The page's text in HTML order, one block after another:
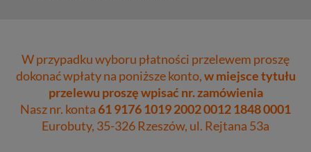
W przypadku wyboru płatności przelewem proszę
dokonać wpłaty na poniższe konto,w miejsce tytułu
przelewu proszę wpisać nr. zamówienia
Nasz nr. konta61 9176 1019 2002 0012 1848 0001
Eurobuty, 35-326 Rzeszów, ul. Rejtana 53a